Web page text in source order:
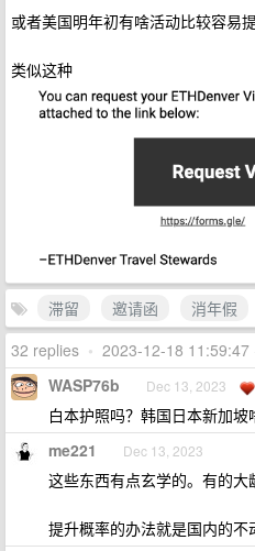
或者美国明年初有啥活动比较容易
类似这种
滞留 邀请函 消年假
32 replies • 2023-12-18 11:59:47
WASP76b Dec 13, 2023
白本护照吗？韩国日本新加坡
me221 Dec 13, 2023
这些东西有点玄学的。有的
提升概率的办法就是国内的